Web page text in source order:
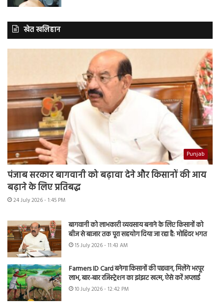
खेत खलिहान
Punjab
पंजाब सरकार बागवानी को बढ़ावा देने और किसानों की आय
बढ़ाने के लिए प्रतिबद्ध
24 July 2026 - 1:45 PM
बागवानी को लाभकारी व्यवसाय बनाने के लिए किसानों को
बीज से बाजार तक पूरा सहयोग दिया जा रहा है: मोहिंदर भगत
15 July 2026 - 11:43 AM
Farmers ID Card बनेगा किसानों की पहचान, मिलेंगे भरपूर
लाभ, बार-बार रजिस्ट्रेशन का झंझट खत्म, ऐसे करें अप्लाई
10 July 2026 - 12:42 PM